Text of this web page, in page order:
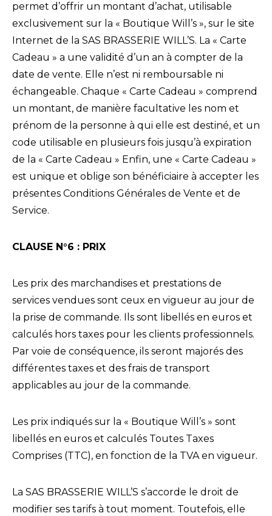
permet d’offrir un montant d’achat, utilisable
exclusivement sur la « Boutique Will’s », sur le site
Internet de la SAS BRASSERIE WILL’S. La « Carte
Cadeau » a une validité d’un an à compter de la
date de vente. Elle n’est ni remboursable ni
échangeable. Chaque « Carte Cadeau » comprend
un montant, de manière facultative les nom et
prénom de la personne à qui elle est destiné, et un
code utilisable en plusieurs fois jusqu’à expiration
de la « Carte Cadeau » Enfin, une « Carte Cadeau »
est unique et oblige son bénéficiaire à accepter les
présentes Conditions Générales de Vente et de
Service.
CLAUSE N°6 : PRIX
Les prix des marchandises et prestations de
services vendues sont ceux en vigueur au jour de
la prise de commande. Ils sont libellés en euros et
calculés hors taxes pour les clients professionnels.
Par voie de conséquence, ils seront majorés des
différentes taxes et des frais de transport
applicables au jour de la commande.
Les prix indiqués sur la « Boutique Will’s » sont
libellés en euros et calculés Toutes Taxes
Comprises (TTC), en fonction de la TVA en vigueur.
La SAS BRASSERIE WILL’S s’accorde le droit de
modifier ses tarifs à tout moment. Toutefois, elle